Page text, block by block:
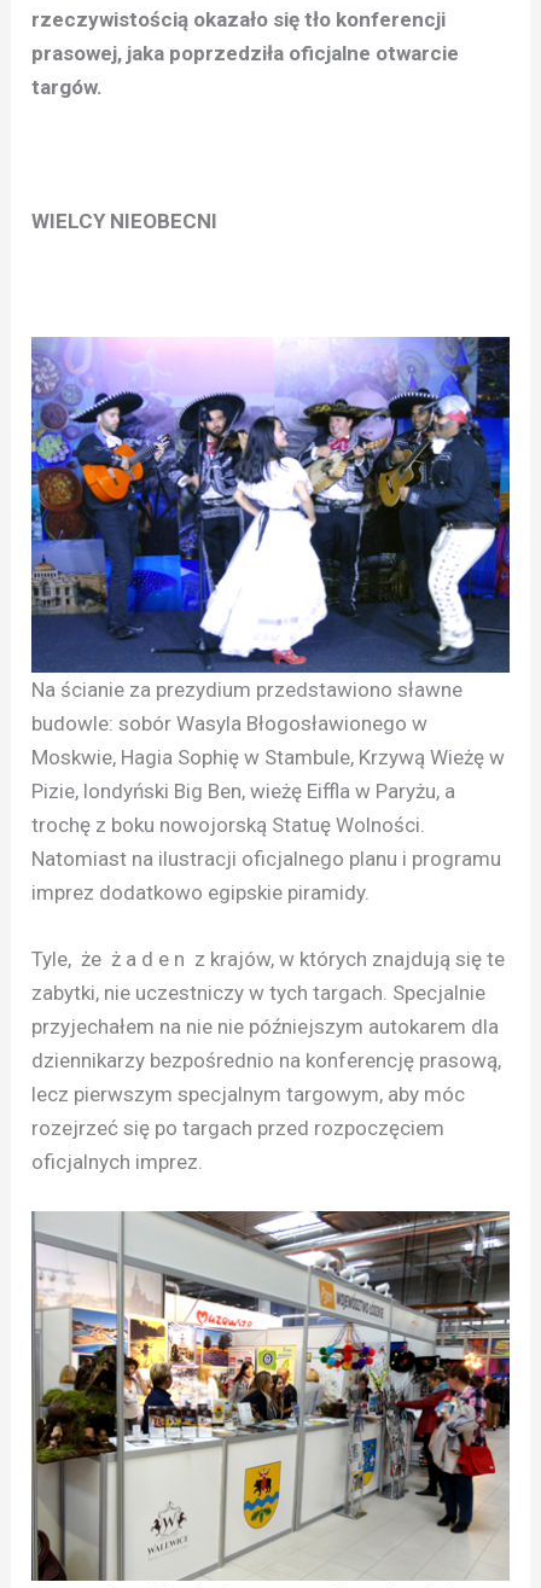
rzeczywistością okazało się tło konferencji
prasowej, jaka poprzedziła oficjalne otwarcie
targów.
WIELCY NIEOBECNI
Na ścianie za prezydium przedstawiono sławne
budowle: sobór Wasyla Błogosławionego w
Moskwie, Hagia Sophię w Stambule, Krzywą Wieżę w
Pizie, londyński Big Ben, wieżę Eiffla w Paryżu, a
trochę z boku nowojorską Statuę Wolności.
Natomiast na ilustracji oficjalnego planu i programu
imprez dodatkowo egipskie piramidy.
Tyle, że ż a d e n z krajów, w których znajdują się te
zabytki, nie uczestniczy w tych targach. Specjalnie
przyjechałem na nie nie późniejszym autokarem dla
dziennikarzy bezpośrednio na konferencję prasową,
lecz pierwszym specjalnym targowym, aby móc
rozejrzeć się po targach przed rozpoczęciem
oficjalnych imprez.